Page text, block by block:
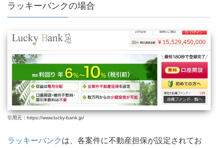
ラッキーバンクの場合
引用元：https://www.lucky-bank.jp/
ラッキーバンク は、各案件に不動産担保が設定されてお